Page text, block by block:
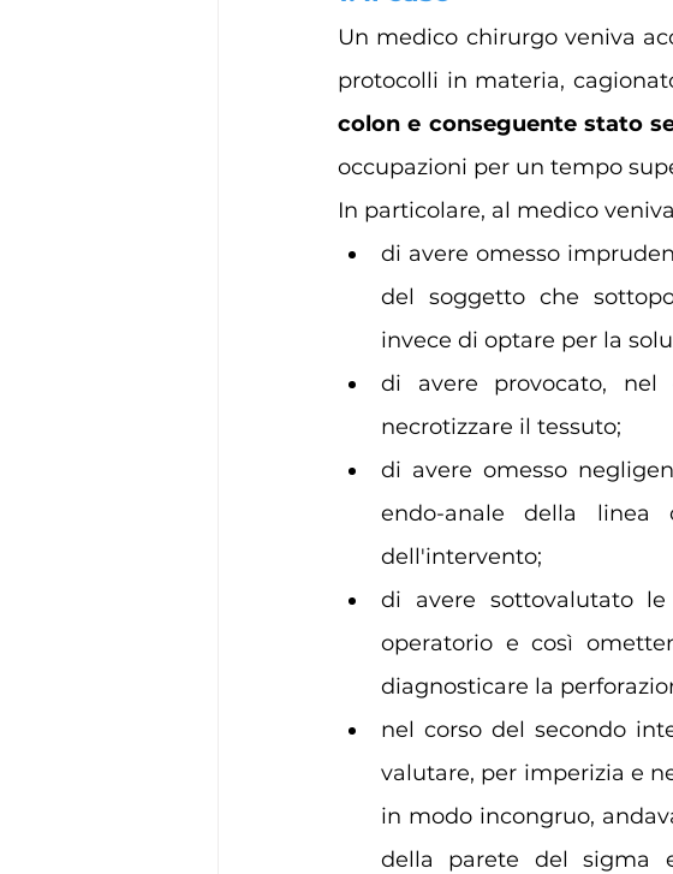
Un medico chirurgo veniva
protocolli in materia,
colon e conseguente stato
occupazioni per un tempo
In particolare, al medico
di avere omesso
del soggetto che
invece di optare per la
di avere provocato, nel
necrotizzare il tessuto;
di avere omesso
endo-anale della
dell'intervento;
di avere sottovalutato
operatorio e così
diagnosticare la
nel corso del secondo
valutare, per imperizia e
in modo incongruo,
della parete del sigma